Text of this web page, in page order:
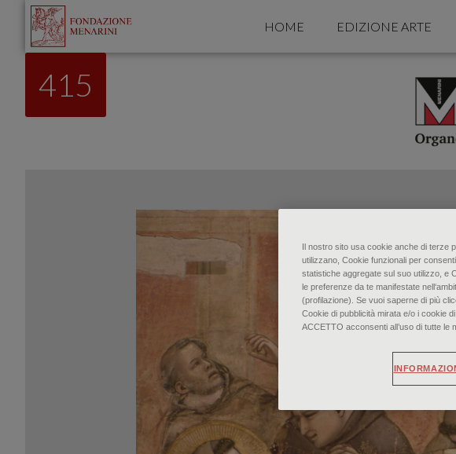
HOME EDIZIONE ARTE
415
Il nostro sito usa cookie anche di terze
utilizzano, Cookie funzionali per
statistiche aggregate sul suo utilizzo, e
le preferenze da te manifestate
(profilazione). Se vuoi saperne di più
Cookie di pubblicità mirata e/o i cookie
ACCETTO acconsenti all’uso di tutte le